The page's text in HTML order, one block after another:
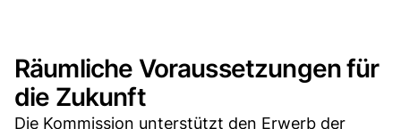
Räumliche Voraussetzungen für
die Zukunft
Die Kommission unterstützt den Erwerb der